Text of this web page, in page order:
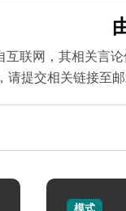
互联网，其相关言
请提交相关链接至
模式